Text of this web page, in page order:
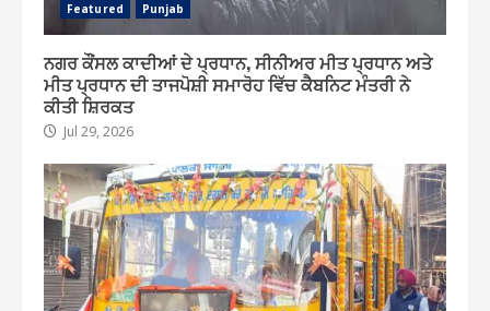
Featured Punjab
ਨਗਰ ਕੌਂਸਲ ਕਾਦੀਆਂ ਦੇ ਪ੍ਰਧਾਨ, ਸੀਨੀਅਰ ਮੀਤ ਪ੍ਰਧਾਨ ਅਤੇ
ਮੀਤ ਪ੍ਰਧਾਨ ਦੀ ਤਾਜਪੋਸ਼ੀ ਸਮਾਰੋਹ ਵਿੱਚ ਕੈਬਨਿਟ ਮੰਤਰੀ ਨੇ
ਕੀਤੀ ਸ਼ਿਰਕਤ
Jul 29, 2026